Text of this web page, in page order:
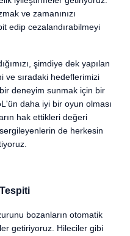
ve zamanınızı
edip cezalandırabilmeyi
şimdiye dek yapılan
ve sıradaki hedeflerimizi
deneyim sunmak için bir
daha iyi bir oyun olması
hak ettikleri değeri
de herkesin
bozanların otomatik
getiriyoruz. Hileciler gibi